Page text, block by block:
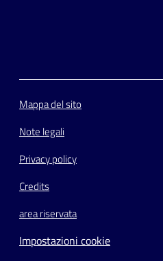
Mappa del sito
Note legali
Privacy policy
Credits
area riservata
Impostazioni cookie